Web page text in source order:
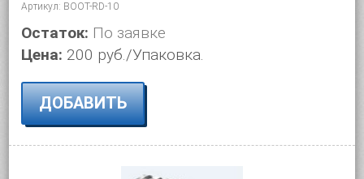
Артикул: BOOT-RD-10
Остаток: По заявке
Цена: 200 руб./Упаковка.
ДОБАВИТЬ